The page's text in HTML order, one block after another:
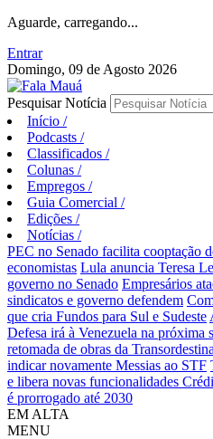
Aguarde, carregando...
Entrar
Domingo, 09 de Agosto 2026
Pesquisar Notícia
Início /
Podcasts /
Classificados /
Colunas /
Empregos /
Guia Comercial /
Edições /
Notícias /
PEC no Senado facilita cooptação
economistas Lula anuncia Teresa
governo no Senado Empresários
sindicatos e governo defendem
que cria Fundos para Sul e Sudeste
Defesa irá à Venezuela na próxima
retomada de obras da
indicar novamente Messias ao STF
e libera novas funcionalidades
é prorrogado até 2030
EM ALTA
MENU